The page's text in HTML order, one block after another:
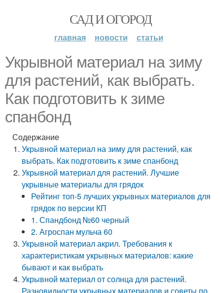
САД И ОГОРОД
главная новости статьи
Укрывной материал на зиму
для растений, как выбрать.
Как подготовить к зиме
спанбонд
Содержание
Укрывной материал на зиму для растений, как
выбрать. Как подготовить к зиме спанбонд
Укрывной материал для растений. Лучшие
укрывные материалы для грядок
Рейтинг топ-5 лучших укрывных материалов для
грядок по версии КП
1. Спандбонд №60 черный
2. Агроспан мульча 60
Укрывной материал акрил. Требования к
характеристикам укрывных материалов: какие
бывают и как выбрать
Укрывной материал от солнца для растений.